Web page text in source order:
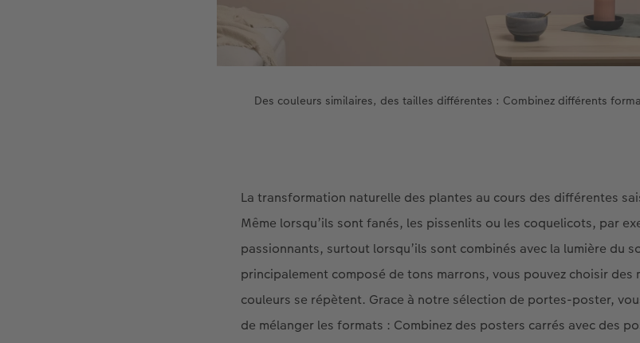
Des couleurs similaires, des tailles différentes : Combinez différents
La transformation naturelle des plantes au cours des différentes
Même lorsqu’ils sont fanés, les pissenlits ou les coquelicots, par
passionnants, surtout lorsqu’ils sont combinés avec la lumière du
principalement composé de tons marrons, vous pouvez choisir des
couleurs se répètent. Grace à notre sélection de portes-poster,
de mélanger les formats : Combinez des posters carrés avec des